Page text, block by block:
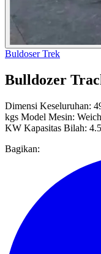
Buldoser Trek
Bulldozer
Dimensi Keseluruhan:
kgs Model Mesin:
KW Kapasitas Bilah:
Bagikan: